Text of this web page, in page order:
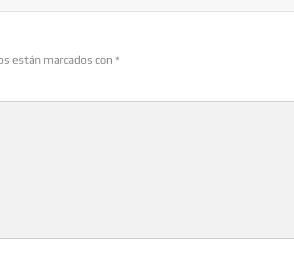
están marcados con *